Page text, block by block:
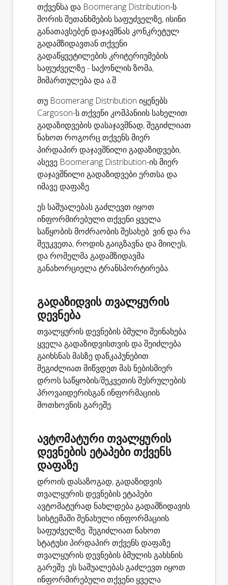
თქვენსა და Boomerang Distribution-ს
შორის შეთანხმების საფუძველზე, ისინი
განათავსებენ დაჯავშნას კონკრეტულ
გადამზიდავთან თქვენი
გადაწყვეტილების კრიტერიუმების
საფუძველზე - საქონლის ზომა,
მიმართულება და ა.შ.
თუ Boomerang Distribution იყენებს
Cargoson-სთქვენი კომპანიის სახელით
გადაზიდვების დასაჯავშნად, შეგიძლიათ
ნახოთ როგორც თქვენს მიერ
პირდაპირ დაჯავშნილი გადაზიდვები,
ასევე Boomerang Distribution-ის მიერ
დაჯავშნილი გადაზიდვები ერთსა და
იმავე დაფაზე.
ეს საშუალებას გაძლევთ იყოთ
ინფორმირებული თქვენი ყველა
საწყობის მოძრაობის შესახებ: ვინდარა
შეუკვეთა,როდისგაიგზავნა და მიიღეს,
დარომელმა გადამზიდავმა
განახორციელა ტრანსპორტირება.
გადაზიდვის თვალყურის
დევნება
თვალყურის დევნების ბმული შეინახება
ყველა გადაზიდვისთვის და შეიძლება
გაიხსნას მასზე დაწკაპუნებით.
შეგიძლიათ მიწვდეთ მას ნებისმიერ
დროს საწყობის/შეკვეთის შესრულების
პროვაიდერისგან ინფორმაციის
მოთხოვნის გარეშე.
ავტომატური თვალყურის
დევნების ეტაპები თქვენს
დაფაზე
დროის დასაზოგად, გადაზიდვის
თვალყურის დევნების ეტაპები
ავტომატურად ნახლდება გადამზიდავის
სისტემაში შენახული ინფორმაციის
საფუძველზე. შეგიძლიათ ნახოთ
სტატუსი პირდაპირ თქვენს დაფაზე
თვალყურის დევნების ბმულის გახსნის
გარეშე. ეს საშუალებას გაძლევთ იყოთ
ინფორმირებული თქვენი ყველა